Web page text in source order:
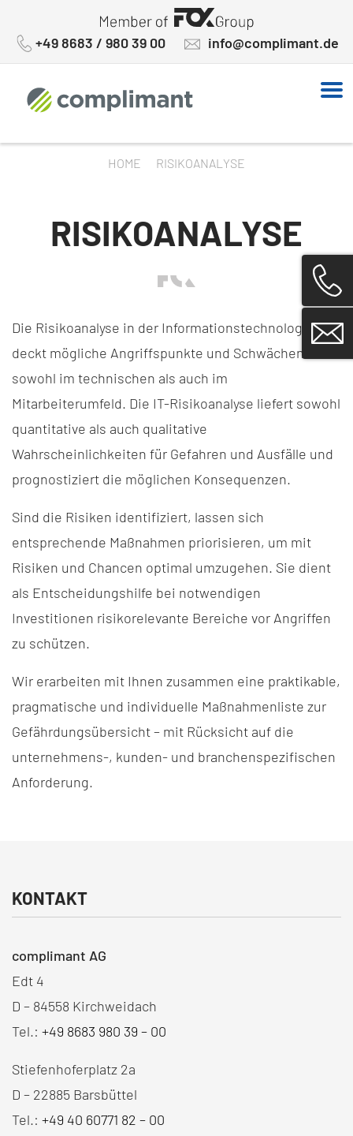
content
+49 8683 / 980 39 00 info@complimant.de
HOME RISIKOANALYSE
RISIKOANALYSE
Die Risikoanalyse in der Informationstechnologie
deckt mögliche Angriffspunkte und Schwächen auf,
sowohl im technischen als auch im
Mitarbeiterumfeld. Die IT-Risikoanalyse liefert sowohl
quantitative als auch qualitative
Wahrscheinlichkeiten für Gefahren und Ausfälle und
prognostiziert die möglichen Konsequenzen.
Sind die Risiken identifiziert, lassen sich
entsprechende Maßnahmen priorisieren, um mit
Risiken und Chancen optimal umzugehen. Sie dient
als Entscheidungshilfe bei notwendigen
Investitionen risikorelevante Bereiche vor Angriffen
zu schützen.
Wir erarbeiten mit Ihnen zusammen eine praktikable,
pragmatische und individuelle Maßnahmenliste zur
Gefährdungsübersicht – mit Rücksicht auf die
unternehmens-, kunden- und branchenspezifischen
Anforderung.
KONTAKT
complimant AG
Edt 4
D – 84558 Kirchweidach
Tel.: +49 8683 980 39 – 00
Stiefenhoferplatz 2a
D – 22885 Barsbüttel
Tel.: +49 40 60771 82 – 00